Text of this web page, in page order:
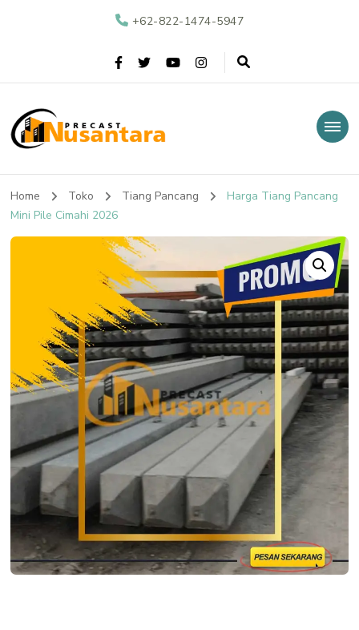
+62-822-1474-5947
Nusantara Precast
Home Toko Tiang Pancang
Harga Tiang Pancang
Mini Pile Cimahi 2026